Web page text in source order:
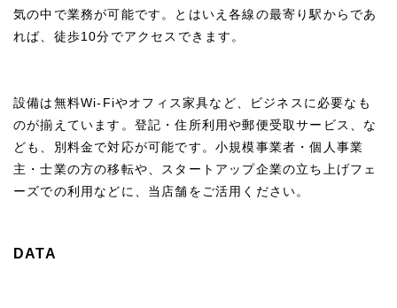
気の中で業務が可能です。とはいえ各線の最寄り駅からであ
れば、徒歩10分でアクセスできます。
設備は無料Wi-Fiやオフィス家具など、ビジネスに必要なも
のが揃えています。登記・住所利用や郵便受取サービス、な
ども、別料金で対応が可能です。小規模事業者・個人事業
主・士業の方の移転や、スタートアップ企業の立ち上げフェ
ーズでの利用などに、当店舗をご活用ください。
DATA